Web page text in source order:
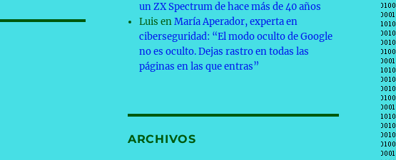
un ZX Spectrum de hace más de 40 años
Luis enMaría Aperador, experta en
ciberseguridad: “El modo oculto de Google
no es oculto. Dejas rastro en todas las
páginas en las que entras”
ARCHIVOS